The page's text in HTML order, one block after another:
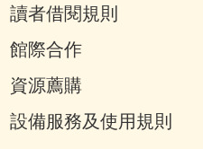
讀者借閱規則
館際合作
資源薦購
設備服務及使用規則